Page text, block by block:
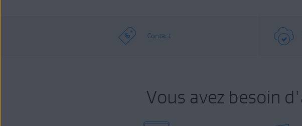
Contact
Vous avez besoin